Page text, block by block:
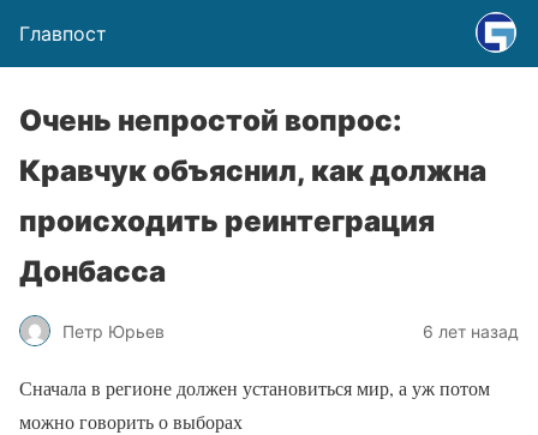
Главпост
Очень непростой вопрос:
Кравчук объяснил, как должна
происходить реинтеграция
Донбасса
Петр Юрьев 6 лет назад
Сначала в регионе должен установиться мир, а уж потом
можно говорить о выборах